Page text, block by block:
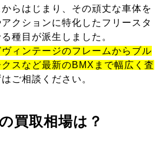
らはじまり、その頑丈な車体を
クションに特化したフリースタ
種目が派生しました。
ヴィンテージのフレームからブル
スなど最新のBMXまで幅広く査
はご相談ください。
買取相場は？